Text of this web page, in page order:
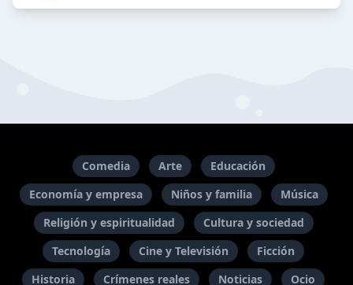
Comedia Arte
Educación
Economía y empresa
Niños y familia
Música
Religión y espiritualidad
Cultura y sociedad
Tecnología
Cine y Televisión
Ficción
Historia
Crímenes reales Noticias Ocio